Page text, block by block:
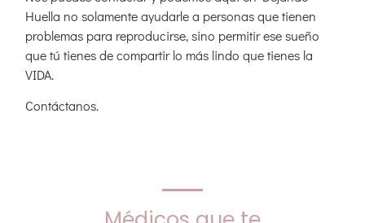
Huella no solamente ayudarle a personas que tienen
problemas para reproducirse, sino permitir ese sueño
que tú tienes de compartir lo más lindo que tienes la
VIDA.
Contáctanos.